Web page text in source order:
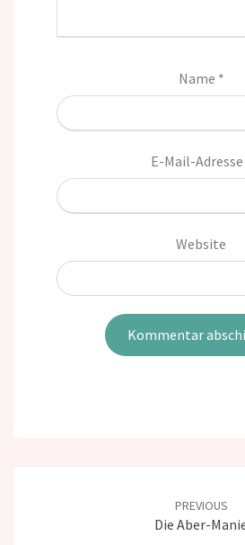
Name *
E-Mail-Adresse
Website
PREVIOUS
Die Aber-